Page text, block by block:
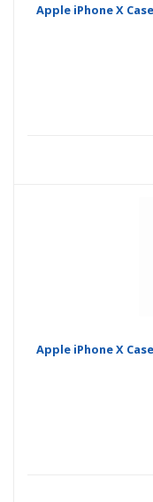
Apple iPhone X
Apple iPhone X